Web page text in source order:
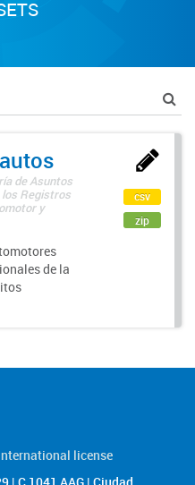
de Asuntos
Registros
y
de la
csv
zip
license